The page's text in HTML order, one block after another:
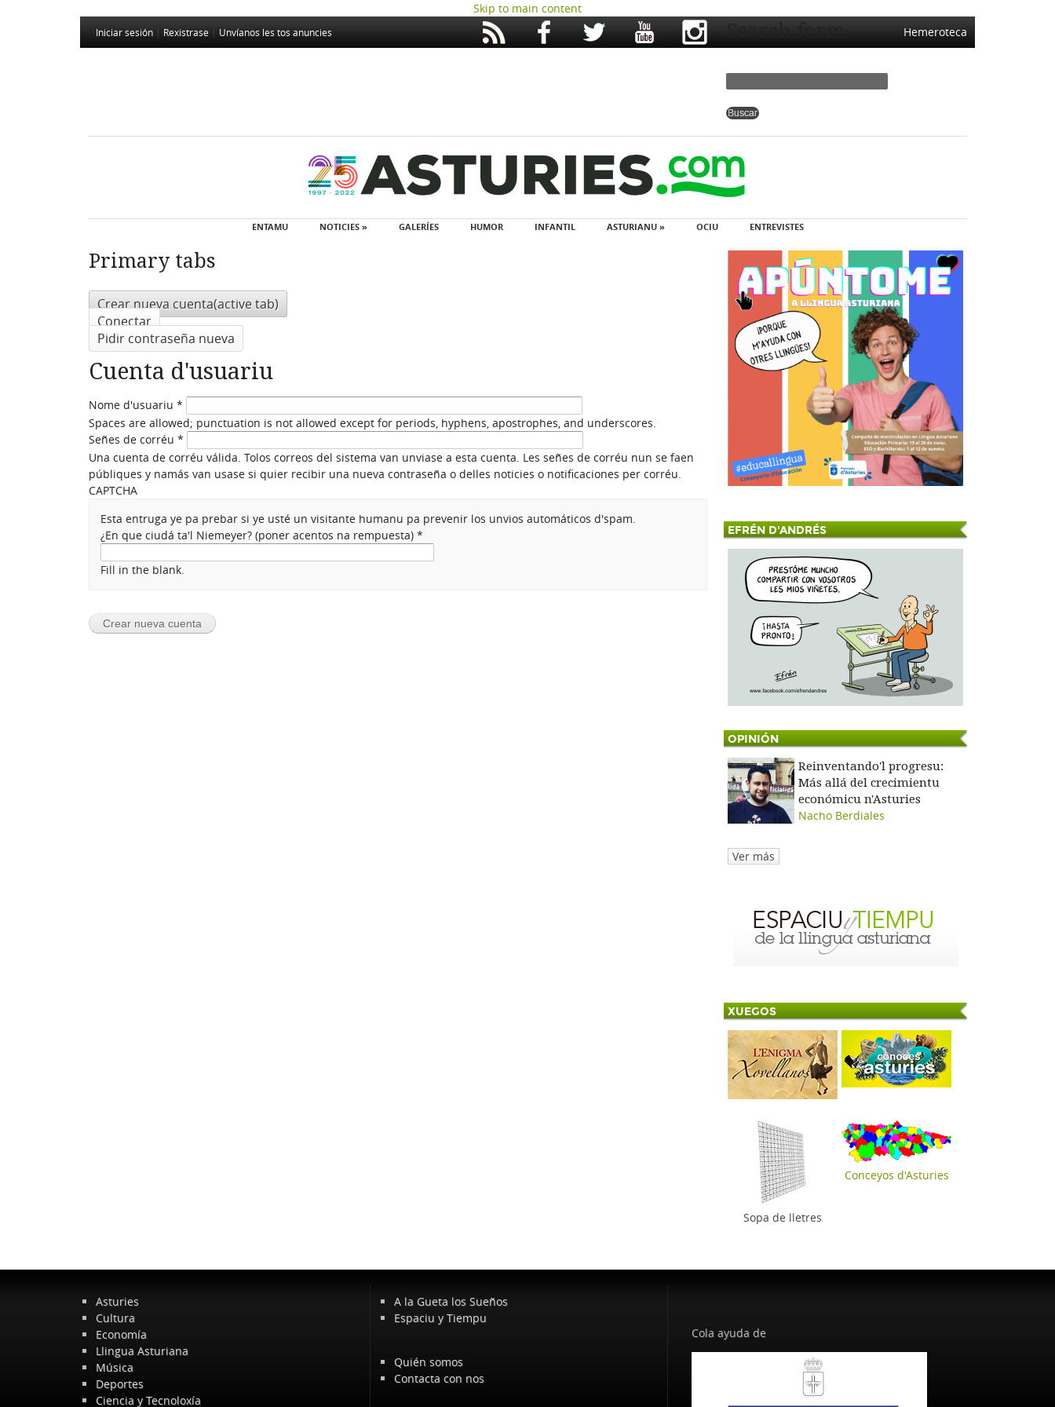
Skip to main content
Iniciar sesión Rexistrase Unvíanos les tos anuncies Hemeroteca
Search form
ENTAMU NOTICIES » GALERÍES HUMOR INFANTIL ASTURIANU » OCIU ENTREVISTES
Primary tabs
Crear nueva cuenta(active tab)
Conectar
Pidir contraseña nueva
Cuenta d'usuariu
Nome d'usuariu *
Spaces are allowed; punctuation is not allowed except for periods, hyphens, apostrophes, and underscores.
Señes de corréu *
Una cuenta de corréu válida. Tolos correos del sistema van unviase a esta cuenta. Les señes de corréu nun se faen
públiques y namás van usase si quier recibir una nueva contraseña o delles noticies o notificaciones per corréu.
CAPTCHA
Esta entruga ye pa prebar si ye usté un visitante humanu pa prevenir los unvios automáticos d'spam.
¿En que ciudá ta'l Niemeyer? (poner acentos na rempuesta)*
Fill in the blank.
EFRÉN D'ANDRÉS
OPINIÓN
Reinventando'l progresu:
Más allá del crecimientu
económicu n'Asturies
Nacho Berdiales
Ver más
XUEGOS
Sopa de lletres
Conceyos d'Asturies
Asturies
Cultura
Economía
Llingua Asturiana
Música
Deportes
Ciencia y Tecnoloxía
A la Gueta los Sueños
Espaciu y Tiempu
Quién somos
Contacta con nos
Cola ayuda de